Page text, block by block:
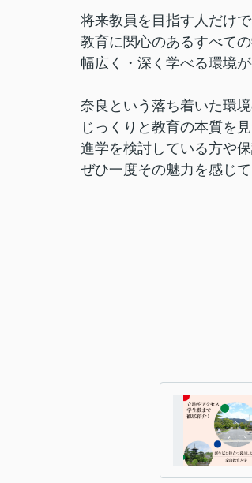
将来教員を目指す人だけで
教育に関心のあるすべての
幅広く・深く学べる環境が
奈良という落ち着いた環境
じっくりと教育の本質を
進学を検討している方や保
ぜひ一度その魅力を感じ